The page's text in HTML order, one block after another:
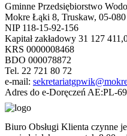
Gminne Przedsiębiorstwo
Mokre Łąki 8, Truskaw, 05-
NIP 118-15-92-156
Kapitał zakładowy 31 127
KRS 0000008468
BDO 000078872
Tel. 22 721 80 72
e-mail:
Adres do e-Doręczeń AE:PL-
Biuro Obsługi Klienta czynne